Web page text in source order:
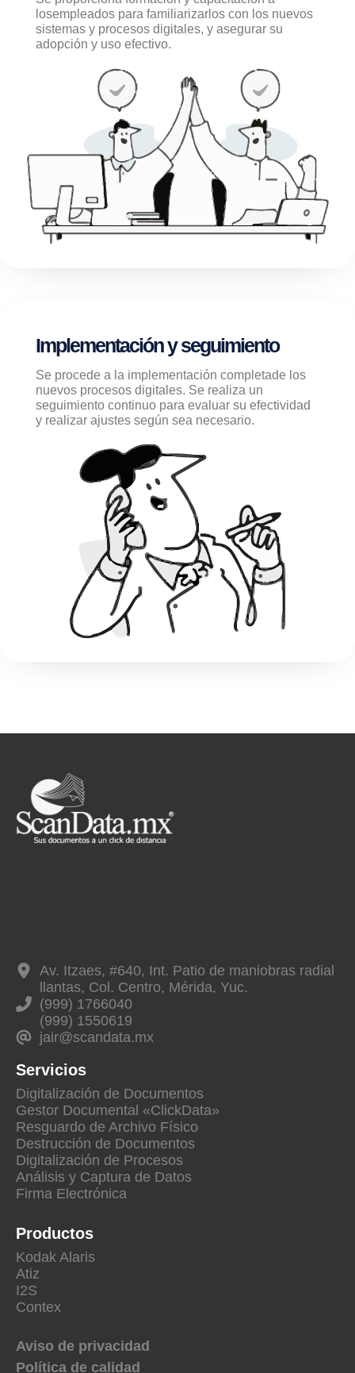
losempleados para familiarizarlos con los nuevos
sistemas y procesos digitales, y asegurar su
adopción y uso efectivo.
Implementación y seguimiento
Se procede a la implementación completade los
nuevos procesos digitales. Se realiza un
seguimiento continuo para evaluar su efectividad
y realizar ajustes según sea necesario.
Av. Itzaes, #640, Int. Patio de maniobras radial
llantas, Col. Centro, Mérida, Yuc.
(999) 1766040
(999) 1550619
jair@scandata.mx
Servicios
Digitalización de Documentos
Gestor Documental «ClickData»
Resguardo de Archivo Físico
Destrucción de Documentos
Digitalización de Procesos
Análisis y Captura de Datos
Firma Electrónica
Productos
Kodak Alaris
Atiz
I2S
Contex
Aviso de privacidad
Política de calidad